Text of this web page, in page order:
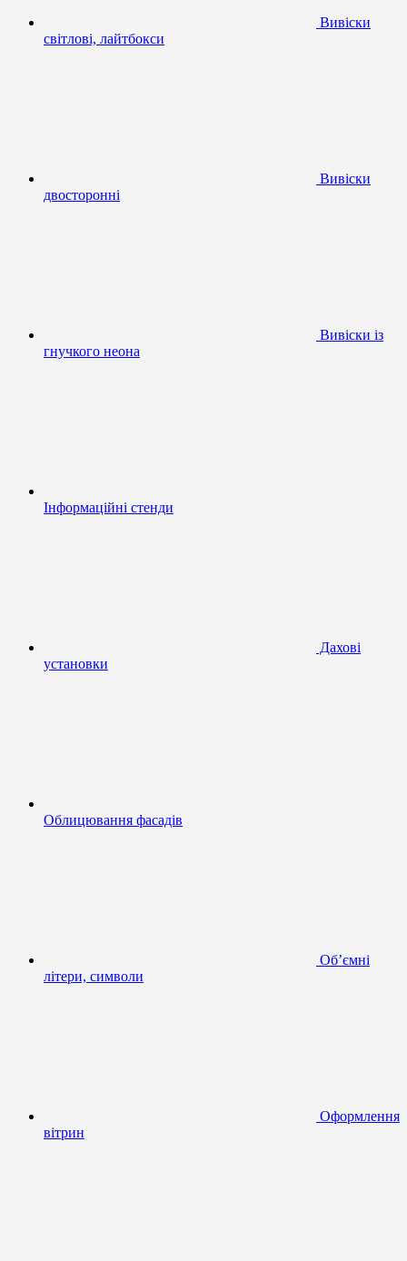
Вивіски
світлові, лайтбокси
Вивіски
двосторонні
Вивіски із
гнучкого неона
Інформаційні стенди
Дахові
установки
Облицювання фасадів
Об’ємні
літери, символи
Оформлення
вітрин